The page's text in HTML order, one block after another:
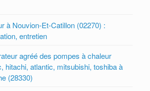
à Nouvion-Et-Catillon (02270) :
entretien
agréé des pompes à chaleur
hitachi, atlantic, mitsubishi, toshiba à
(28330)